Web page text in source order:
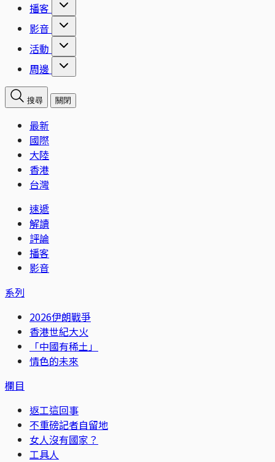
播客
影音
活動
周邊
搜尋 關閉
最新
國際
大陸
香港
台灣
速遞
解讀
評論
播客
影音
系列
2026伊朗戰爭
香港世紀大火
「中國有稀土」
情色的未來
欄目
返工這回事
不重磅記者自留地
女人沒有國家？
工具人